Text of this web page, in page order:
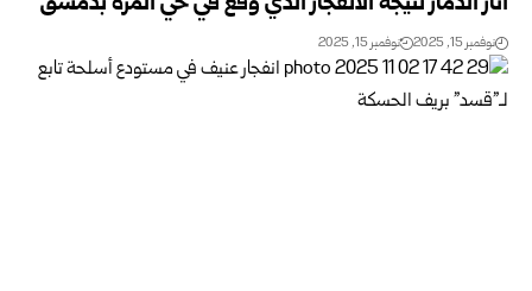
نوفمبر 15, 2025 نوفمبر 15, 2025